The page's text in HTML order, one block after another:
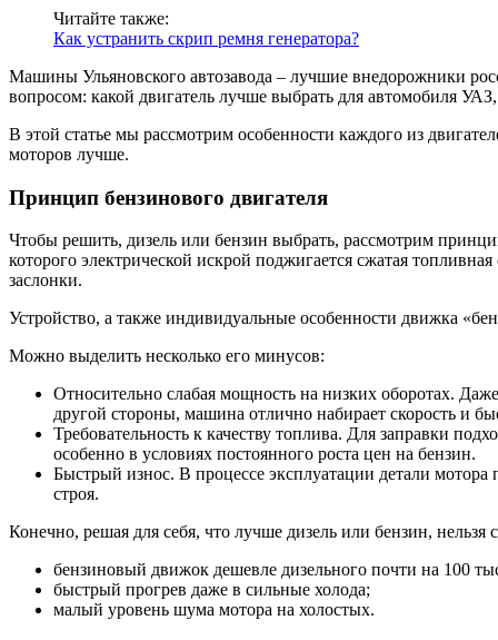
Читайте также:
Как устранить скрип ремня генератора?
Машины Ульяновского автозавода – лучшие внедорожники
вопросом: какой двигатель лучше выбрать для автомобиля
В этой статье мы рассмотрим особенности каждого из
моторов лучше.
Принцип бензинового двигателя
Чтобы решить, дизель или бензин выбрать, рассмотрим
которого электрической искрой поджигается сжатая
заслонки.
Устройство, а также индивидуальные особенности движка
Можно выделить несколько его минусов:
Относительно слабая мощность на низких оборотах.
другой стороны, машина отлично набирает скорость и
Требовательность к качеству топлива. Для заправки
особенно в условиях постоянного роста цен на бензин.
Быстрый износ. В процессе эксплуатации детали
строя.
Конечно, решая для себя, что лучше дизель или бензин, нельзя
бензиновый движок дешевле дизельного почти на 100
быстрый прогрев даже в сильные холода;
малый уровень шума мотора на холостых.